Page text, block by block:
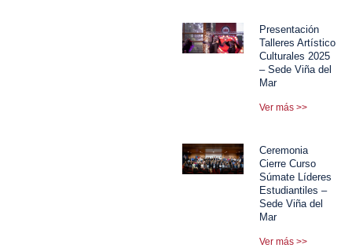
Presentación
Talleres Artístico
Culturales 2025
– Sede Viña del
Mar
Ver más >>
Ceremonia
Cierre Curso
Súmate Líderes
Estudiantiles –
Sede Viña del
Mar
Ver más >>